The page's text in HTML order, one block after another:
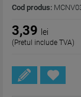
Cod produs:
3,39 lei
(Pretul include TVA)